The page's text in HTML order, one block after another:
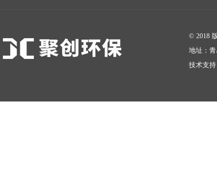
© 2018
地址：
技术支